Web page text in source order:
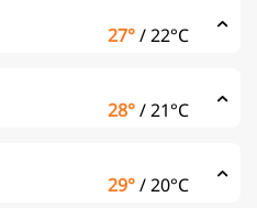
27°/22°C
28°/21°C
29°/20°C